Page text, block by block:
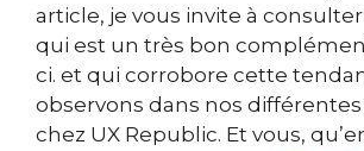
article, je vous invite à
qui est un très bon
ci. et qui corrobore cette
observons dans nos
chez UX Republic. Et vous,